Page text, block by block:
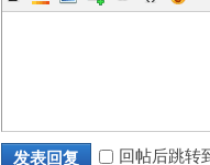
发表回复 回帖后跳转